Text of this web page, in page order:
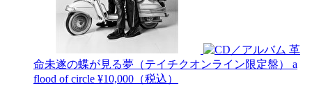
革
命未遂の蝶が見る夢（テイチクオンライン限定盤） a
flood of circle ¥10,000（税込）